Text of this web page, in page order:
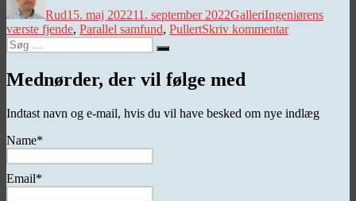
Rud15. maj 202211. september 2022GalleriIngeniørens
værste fjende, Parallel samfund, PullertSkriv kommentartil
Søg
efter:
Søg
Mednørder, der vil følge med
Indtast navn og e-mail, hvis du vil have besked om nye indlæg
Name*
Email*